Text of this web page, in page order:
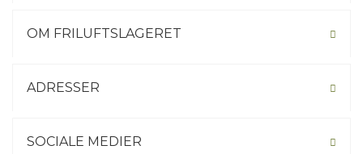
OM FRILUFTSLAGERET
ADRESSER
SOCIALE MEDIER